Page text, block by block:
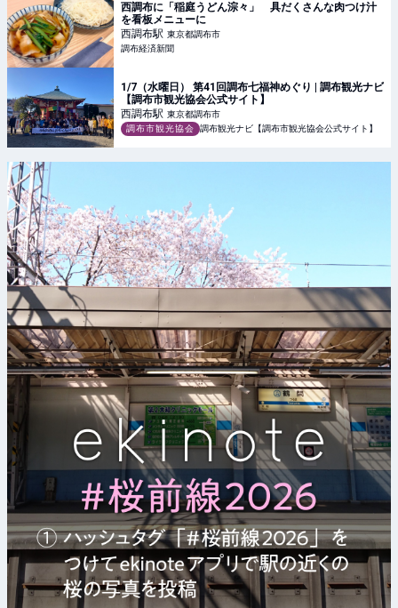
西調布に「稲庭うどん淙々」 具だくさんな肉つけ汁
を看板メニューに
西調布駅 東京都調布市
調布経済新聞
1/7（水曜日） 第41回調布七福神めぐり | 調布観光ナビ
【調布市観光協会公式サイト】
西調布駅 東京都調布市
調布市観光協会
調布観光ナビ【調布市観光協会公式サイト】